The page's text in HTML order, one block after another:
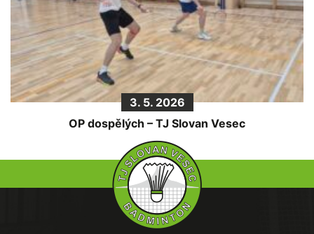
3. 5. 2026
OP dospělých – TJ Slovan Vesec